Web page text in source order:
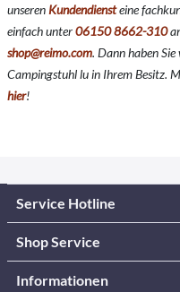
unseren Kundendiensteine
einfach unter06150 8662-310
shop@reimo.com. Dann haben Sie
Campingstuhl lu in Ihrem Besitz.
hier!
Service Hotline
Shop Service
Informationen